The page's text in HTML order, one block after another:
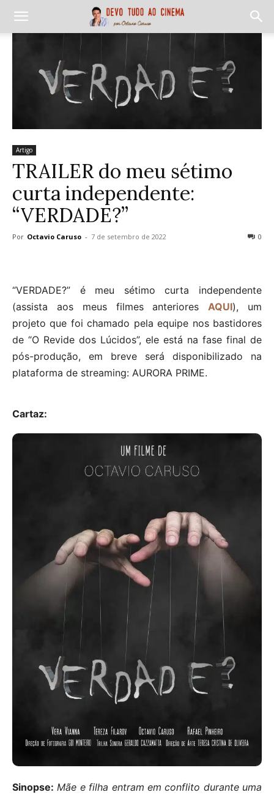
Artigo
TRAILER do meu sétimo
curta independente:
“VERDADE?”
Por Octavio Caruso - 7 de setembro de 2022 0
“VERDADE?” é meu sétimo curta independente
(assista aos meus filmes anteriores AQUI), um
projeto que foi chamado pela equipe nos bastidores
de “O Revide dos Lúcidos”, ele está na fase final de
pós-produção, em breve será disponibilizado na
plataforma de streaming: AURORA PRIME.
Cartaz:
Sinopse: Mãe e filha entram em conflito durante uma